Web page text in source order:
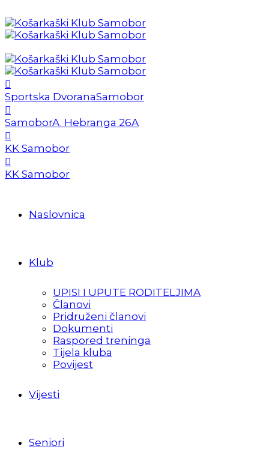
Sportska DvoranaSamobor
SamoborA. Hebranga 26A
KK Samobor
KK Samobor
Naslovnica
Klub
UPISI I UPUTE RODITELJIMA
Članovi
Pridruženi članovi
Dokumenti
Raspored treninga
Tijela kluba
Povijest
Vijesti
Seniori